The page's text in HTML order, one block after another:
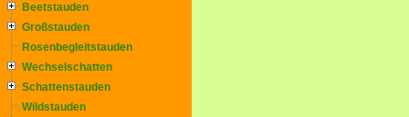
Beetstauden
Großstauden
Rosenbegleitstauden
Wechselschatten
Schattenstauden
Wildstauden